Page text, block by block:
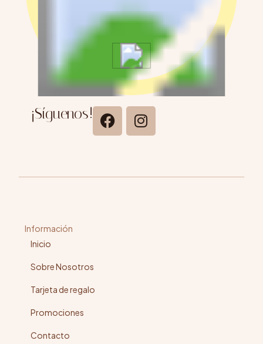
¡Síguenos!
Información
Inicio
Sobre Nosotros
Tarjeta de regalo
Promociones
Contacto